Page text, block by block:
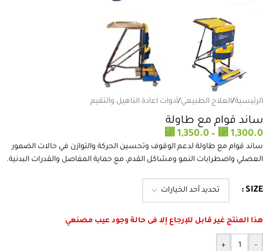
الرئيسية/العلاج الطبيعي/أدوات اعادة التاهيل والتقيم
ساند قوام مع طاولة
⃁ 1,300.0
–
⃁ 1,350.0
ساند قوام مع طاولة لدعم الوقوف وتحسين الحركة والتوازن في حالات الضمور
العضلي واضطرابات النمو ومشاكل القدم، مع حماية المفاصل والقدرات البدنية.
SIZE
هذا المنتج غير قابل للإرجاع إلا فى حالة وجود عيب مصنعي
-
+